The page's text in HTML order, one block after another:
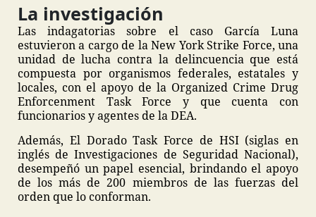
La investigación
Las indagatorias sobre el caso García Luna
estuvieron a cargo de la New York Strike Force, una
unidad de lucha contra la delincuencia que está
compuesta por organismos federales, estatales y
locales, con el apoyo de la Organized Crime Drug
Enforcenment Task Force y que cuenta con
funcionarios y agentes de la DEA.
Además, El Dorado Task Force de HSI (siglas en
inglés de Investigaciones de Seguridad Nacional),
desempeñó un papel esencial, brindando el apoyo
de los más de 200 miembros de las fuerzas del
orden que lo conforman.